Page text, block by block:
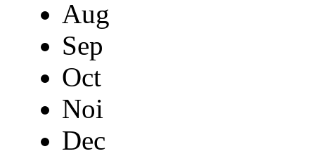
Aug
Sep
Oct
Noi
Dec